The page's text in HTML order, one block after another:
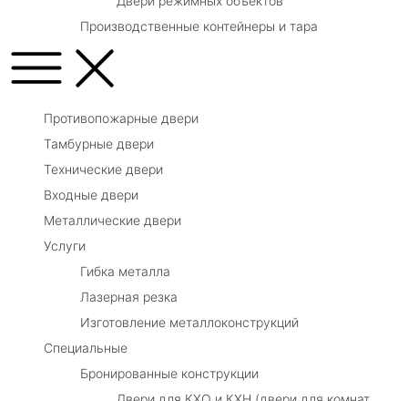
Производственные контейнеры и тара
Противопожарные двери
Тамбурные двери
Технические двери
Входные двери
Металлические двери
Услуги
Гибка металла
Лазерная резка
Изготовление металлоконструкций
Специальные
Бронированные конструкции